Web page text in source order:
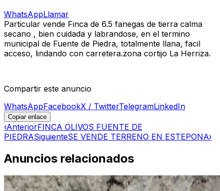
WhatsAppLlamar
Particular vende Finca de 6.5 fanegas de tierra calma
secano , bien cuidada y labrandose, en el termino
municipal de Fuente de Piedra, totalmente llana, facil
acceso, lindando con carretera.zona cortijo La Herriza.
Compartir este anuncio
WhatsAppFacebookX / TwitterTelegramLinkedIn
Copiar enlace
‹AnteriorFINCA OLIVOS FUENTE DE
PIEDRASiguienteSE VENDE TERRENO EN ESTEPONA›
Anuncios relacionados